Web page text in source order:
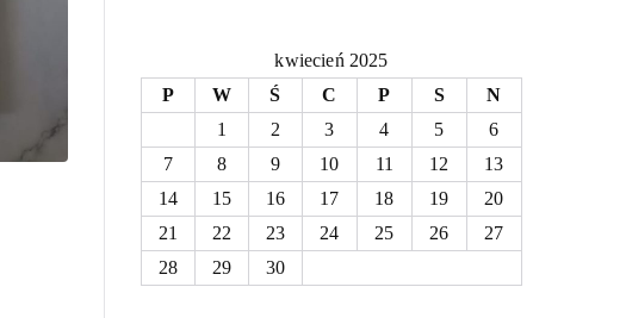
kwiecień 2025
P
W Ś C P S
N
1
2 3 4 5
6
7
8 9 10 11 12
13
14
15 16 17 18 19
20
21
22 23 24 25 26
27
28
29 30